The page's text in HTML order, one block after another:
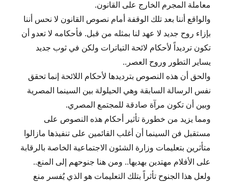
معاملة المجرم الخارج على القانون.
والواقع أننا بعد تلك الوقفة أمام نصوص القانون لا نحس أننا
بإزاء روح جديد لا عهد لنا بمثله من قبل. فأحكامه لا تعدو أن
تكون ترديداً لأحكام لائحة التياترات ولكن في ثوب جديد
يساير التطور وروح العصر..
والحق أن هذه النصوص بترديدها لأحكام اللائحة إنما تحقق
نفس الرسالة السابقة وهي الحيلولة بين السينما المصرية
وبين أن تكون مرآة صادقة للمجتمع المصري.
ومما يزيد من خطورة تأثير أحكام هذه النصوص على
مستقبل فن السينما أن أغلب القائمين على تنفيذها مازالوا
متأثرين بتعليمات وزارة الشئون الاجتماعية الخاصة بالرقابة
على الأفلام مهتدين بهديها.. ومن هنا جنوحهم إلى المنع..
ولعل هذا الجنوح تأثراً بتلك التعليمات هو الذي يُفسر منع